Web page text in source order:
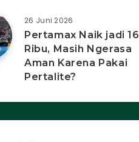
26 Juni 2026
Pertamax Naik jadi 16
Ribu, Masih Ngerasa
Aman Karena Pakai
Pertalite?